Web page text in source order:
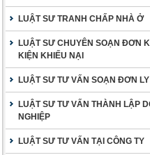
LUẬT SƯ TRANH CHẤP NHÀ Ở
LUẬT SƯ CHUYÊN SOẠN ĐƠN
KIỆN KHIẾU NẠI
LUẬT SƯ TƯ VẤN SOẠN ĐƠN LY
LUẬT SƯ TƯ VẤN THÀNH LẬP
NGHIỆP
LUẬT SƯ TƯ VẤN TẠI CÔNG TY